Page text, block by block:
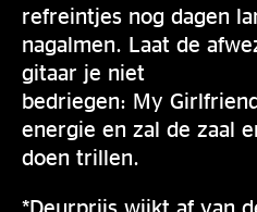
refreintjes nog dagen
nagalmen. Laat de
gitaar je niet
bedriegen: My
energie en zal de zaal
doen trillen.
*Deurprijs wijkt af van